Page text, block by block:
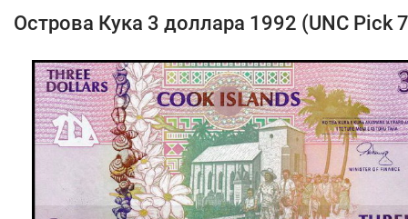
Острова Кука 3 доллара 1992 (UNC Pick